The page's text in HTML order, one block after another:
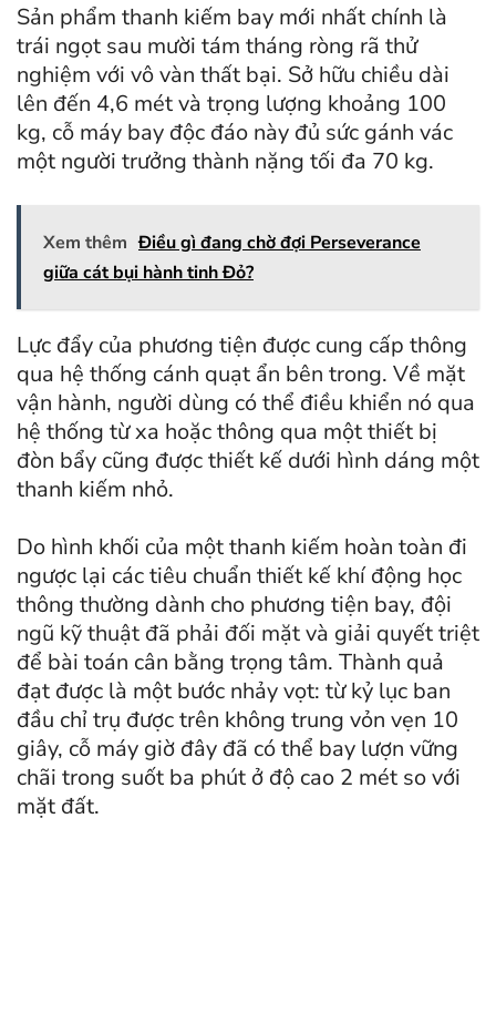
Sản phẩm thanh kiếm bay mới nhất chính là
trái ngọt sau mười tám tháng ròng rã thử
nghiệm với vô vàn thất bại. Sở hữu chiều dài
lên đến 4,6 mét và trọng lượng khoảng 100
kg, cỗ máy bay độc đáo này đủ sức gánh vác
một người trưởng thành nặng tối đa 70 kg.
Xem thêm Điều gì đang chờ đợi Perseverance
giữa cát bụi hành tinh Đỏ?
Lực đẩy của phương tiện được cung cấp thông
qua hệ thống cánh quạt ẩn bên trong. Về mặt
vận hành, người dùng có thể điều khiển nó qua
hệ thống từ xa hoặc thông qua một thiết bị
đòn bẩy cũng được thiết kế dưới hình dáng một
thanh kiếm nhỏ.
Do hình khối của một thanh kiếm hoàn toàn đi
ngược lại các tiêu chuẩn thiết kế khí động học
thông thường dành cho phương tiện bay, đội
ngũ kỹ thuật đã phải đối mặt và giải quyết triệt
để bài toán cân bằng trọng tâm. Thành quả
đạt được là một bước nhảy vọt: từ kỷ lục ban
đầu chỉ trụ được trên không trung vỏn vẹn 10
giây, cỗ máy giờ đây đã có thể bay lượn vững
chãi trong suốt ba phút ở độ cao 2 mét so với
mặt đất.